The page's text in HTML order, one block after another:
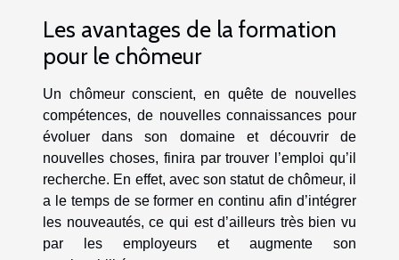
Les avantages de la formation
pour le chômeur
Un chômeur conscient, en quête de nouvelles
compétences, de nouvelles connaissances pour
évoluer dans son domaine et découvrir de
nouvelles choses, finira par trouver l’emploi qu’il
recherche. En effet, avec son statut de chômeur, il
a le temps de se former en continu afin d’intégrer
les nouveautés, ce qui est d’ailleurs très bien vu
par les employeurs et augmente son